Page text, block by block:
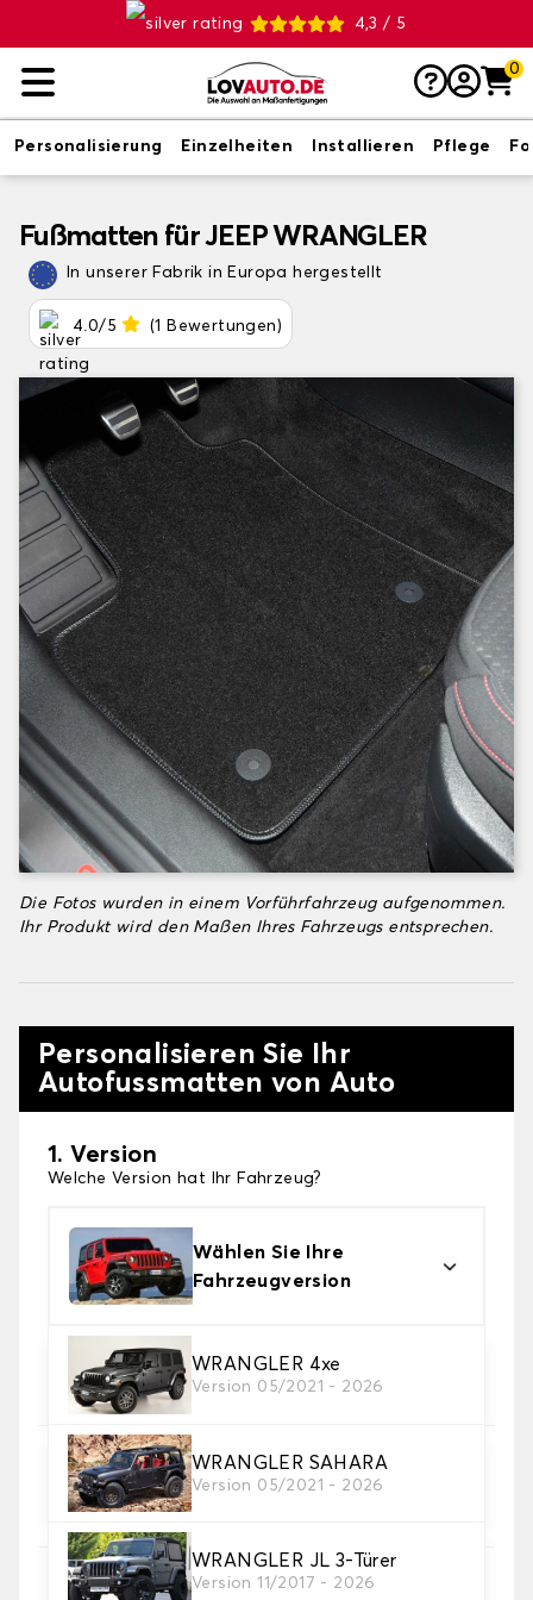
4,3 / 5
0
Personalisierung Einzelheiten Installieren Pflege
Fußmatten für JEEP WRANGLER
In unserer Fabrik in Europa hergestellt
4.0/5 (1 Bewertungen)
Die Fotos wurden in einem Vorführfahrzeug aufgenommen.
Ihr Produkt wird den Maßen Ihres Fahrzeugs entsprechen.
Personalisieren Sie Ihr
Autofussmatten von Auto
1. Version
Welche Version hat Ihr Fahrzeug?
Wählen Sie Ihre
Fahrzeugversion
WRANGLER 4xe
Version 05/2021 - 2026
WRANGLER SAHARA
Version 05/2021 - 2026
WRANGLER JL 3-Türer
Version 11/2017 - 2026
2. Material
Wählen Sie das Material Ihres Autofussmatten
3. Set-Auswahl
Wählen Sie die Anzahl der Automatten, die Sie
benötigen.
4. Teppichfarbe